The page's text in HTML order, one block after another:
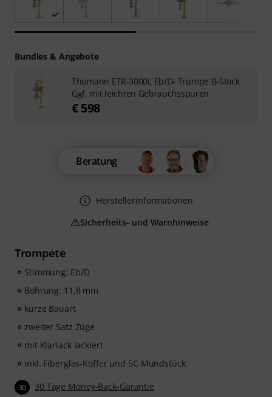
Trompete
Stimmung: Eb/D
Bohrung: 11,8 mm
kurze Bauart
zweiter Satz Züge
mit Klarlack lackiert
inkl. Fiberglas-Koffer und 5C Mundstück
30 30 Tage Money-Back-Garantie
Beratung
Herstellerinformationen
Sicherheits- und Warnhinweise
Bundles & Angebote
Thomann ETR-3000L Eb/D- Trumpe B-Stock
Ggf. mit leichten Gebrauchsspuren
€ 598